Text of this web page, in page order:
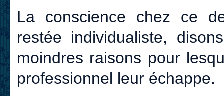
La conscience chez ce
restée individualiste,
moindres raisons pour
professionnel leur échappe.